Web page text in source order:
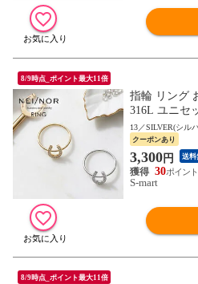
8/9時点_ポイント最大11倍
指輪 リング
316L ユニセ
サリー 錆び
081
13／SILVER(シル
クーポンあり
3,300円 送料
30
S-mart
8/9時点_ポイント最大11倍